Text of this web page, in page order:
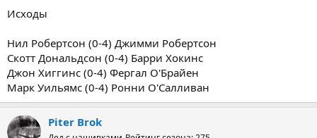
Исходы
Нил Робертсон (0-4) Джимми Робертсон
Скотт Дональдсон (0-4) Барри Хокинс
Джон Хиггинс (0-4) Фергал О'Брайен
Марк Уильямс (0-4) Ронни О'Салливан
Piter Brok